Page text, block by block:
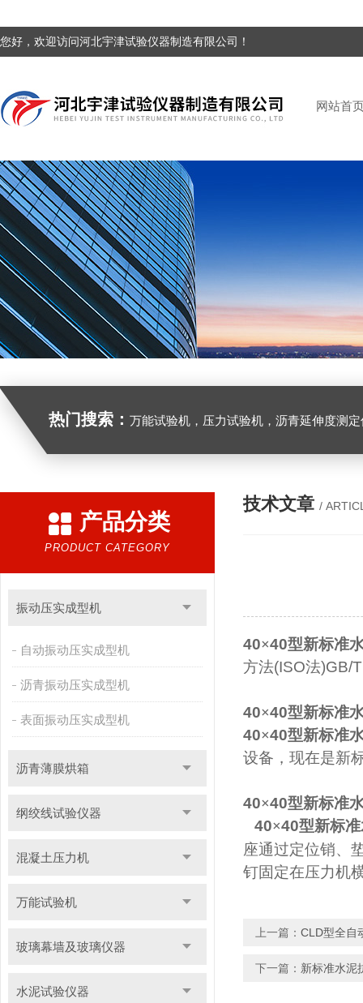
您好，欢迎访问河北宇津试验仪器制造有限公司！
网站首
热门搜索： 万能试验机，压力试验机，沥青延伸度测定仪，沥青混合料拌合机，全自动沥青混合料离心式抽提仪，马歇尔电动
产品分类
PRODUCT CATEGORY
振动压实成型机
自动振动压实成型机
沥青振动压实成型机
表面振动压实成型机
沥青薄膜烘箱
纲绞线试验仪器
混凝土压力机
万能试验机
玻璃幕墙及玻璃仪器
水泥试验仪器
技术文章 /
40×40型新标准
方法(ISO法)GB/
40×40型新标准
40×40型新标准
设备，现在是新
40×40型新标准
40×40型新标
座通过定位销、
钉固定在压力机
上一篇： CLD型全自
下一篇： 新标准水泥